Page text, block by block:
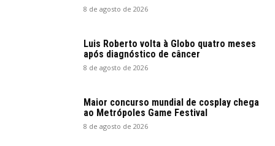
8 de agosto de 2026
Luis Roberto volta à Globo quatro meses
após diagnóstico de câncer
8 de agosto de 2026
Maior concurso mundial de cosplay chega
ao Metrópoles Game Festival
8 de agosto de 2026